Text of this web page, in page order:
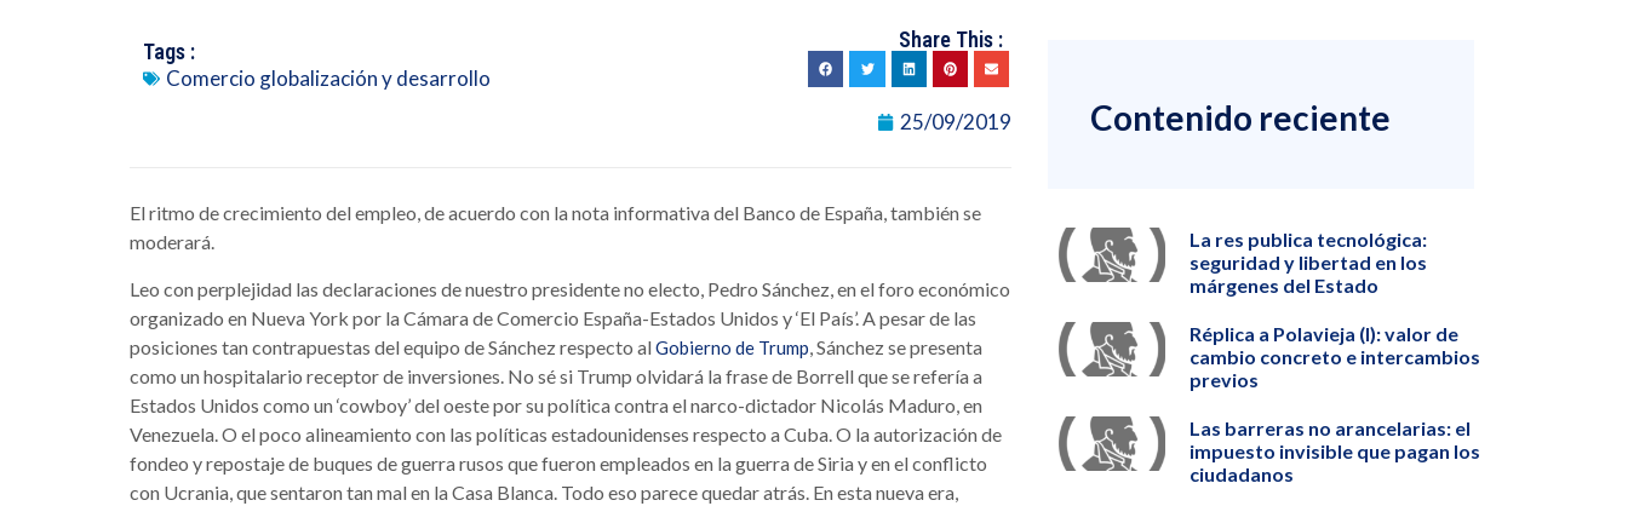
Tags :
Comercio globalización y desarrollo
Share This :
25/09/2019
El ritmo de crecimiento del empleo, de acuerdo con la nota informativa del Banco de España, también se
moderará.
Leo con perplejidad las declaraciones de nuestro presidente no electo, Pedro Sánchez, en el foro económico
organizado en Nueva York por la Cámara de Comercio España-Estados Unidos y ‘El País’. A pesar de las
posiciones tan contrapuestas del equipo de Sánchez respecto alGobierno de Trump, Sánchez se presenta
como un hospitalario receptor de inversiones. No sé si Trump olvidará la frase de Borrell que se refería a
Estados Unidos como un ‘cowboy’ del oeste por su política contra el narco-dictador Nicolás Maduro, en
Venezuela. O el poco alineamiento con las políticas estadounidenses respecto a Cuba. O la autorización de
fondeo y repostaje de buques de guerra rusos que fueron empleados en la guerra de Siria y en el conflicto
con Ucrania, que sentaron tan mal en la Casa Blanca. Todo eso parece quedar atrás. En esta nueva era,
Contenido reciente
La res publica tecnológica:
seguridad y libertad en los
márgenes del Estado
Réplica a Polavieja (I): valor de
cambio concreto e intercambios
previos
Las barreras no arancelarias: el
impuesto invisible que pagan los
ciudadanos